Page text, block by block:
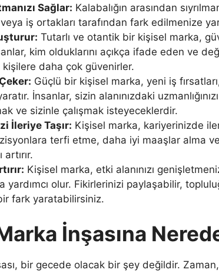
Sağlar: Kalabalığın arasından
iş ortakları tarafından fark edilmenize
Tutarlı ve otantik bir kişisel marka,
kim olduklarını açıkça ifade eden ve
kişilere daha çok güvenirler.
Güçlü bir kişisel marka, yeni iş
İnsanlar, sizin alanınızdaki
ve sizinle çalışmak isteyeceklerdir.
İleriye Taşır: Kişisel marka, kariyerinizde
terfi etme, daha iyi maaşlar alma
artırır.
Kişisel marka, etki alanınızı
yardımcı olur. Fikirlerinizi paylaşabilir,
fark yaratabilirsiniz.
İnşasına
bir gecede olacak bir şey değildir.